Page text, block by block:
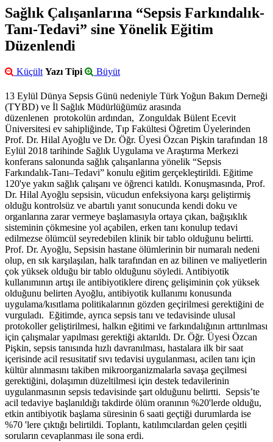
Sağlık Çalışanlarına “Sepsis Farkındalık-
Tanı-Tedavi” sine Yönelik Eğitim
Düzenlendi
Küçült Yazı Tipi Büyüt
13 Eylül Dünya Sepsis Günü nedeniyle Türk Yoğun Bakım Derneği
(TYBD) ve İl Sağlık Müdürlüğümüz arasında
düzenlenen protokolün ardından, Zonguldak Bülent Ecevit
Üniversitesi ev sahipliğinde, Tıp Fakültesi Öğretim Üyelerinden
Prof. Dr. Hilal Ayoğlu ve Dr. Öğr. Üyesi Özcan Pişkin tarafından 18
Eylül 2018 tarihinde Sağlık Uygulama ve Araştırma Merkezi
konferans salonunda sağlık çalışanlarına yönelik “Sepsis
Farkındalık-Tanı–Tedavi” konulu eğitim gerçekleştirildi. Eğitime
120'ye yakın sağlık çalışanı ve öğrenci katıldı. Konuşmasında, Prof.
Dr. Hilal Ayoğlu sepsisin, vücudun enfeksiyona karşı geliştirmiş
olduğu kontrolsüz ve abartılı yanıt sonucunda kendi doku ve
organlarına zarar vermeye başlamasıyla ortaya çıkan, bağışıklık
sisteminin çökmesine yol açabilen, erken tanı konulup tedavi
edilmezse ölümcül seyredebilen klinik bir tablo olduğunu belirtti.
Prof. Dr. Ayoğlu, Sepsisin hastane ölümlerinin bir numaralı nedeni
olup, en sık karşılaşılan, halk tarafından en az bilinen ve maliyetlerin
çok yüksek olduğu bir tablo olduğunu söyledi. Antibiyotik
kullanımının artışı ile antibiyotiklere direnç gelişiminin çok yüksek
olduğunu belirten Ayoğlu, antibiyotik kullanımı konusunda
uygulama/kısıtlama politikalarının gözden geçirilmesi gerektiğini de
vurguladı. Eğitimde, ayrıca sepsis tanı ve tedavisinde ulusal
protokoller geliştirilmesi, halkın eğitimi ve farkındalığının arttırılması
için çalışmalar yapılması gerektiği aktarıldı. Dr. Öğr. Üyesi Özcan
Pişkin, sepsis tanısında hızlı davranılması, hastalara ilk bir saat
içerisinde acil resusitatif sıvı tedavisi uygulanması, acilen tanı için
kültür alınmasını takiben mikroorganizmalarla savaşa geçilmesi
gerektiğini, dolaşımın düzeltilmesi için destek tedavilerinin
uygulanmasının sepsis tedavisinde şart olduğunu belirtti. Sepsis’te
acil tedaviye başlanıldığı takdirde ölüm oranının %20'lerde olduğu,
etkin antibiyotik başlama süresinin 6 saati geçtiği durumlarda ise
%70 'lere çıktığı belirtildi. Toplantı, katılımcılardan gelen çeşitli
soruların cevaplanması ile sona erdi.